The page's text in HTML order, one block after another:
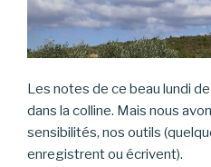
Les notes de ce beau lundi
dans la colline. Mais nous
sensibilités, nos outils
enregistrent ou écrivent).